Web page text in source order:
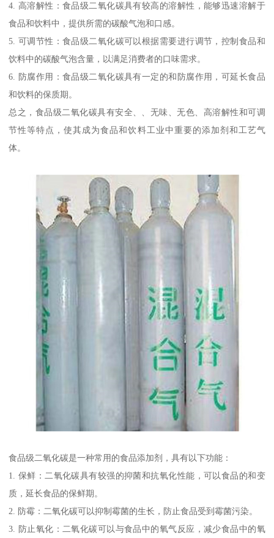
4. 高溶解性：食品级二氧化碳具有较高的溶解性，能够迅速溶解于
食品和饮料中，提供所需的碳酸气泡和口感。
5. 可调节性：食品级二氧化碳可以根据需要进行调节，控制食品和
饮料中的碳酸气泡含量，以满足消费者的口味需求。
6. 防腐作用：食品级二氧化碳具有一定的和防腐作用，可延长食品
和饮料的保质期。
总之，食品级二氧化碳具有安全、、无味、无色、高溶解性和可调
节性等特点，使其成为食品和饮料工业中重要的添加剂和工艺气
体。
食品级二氧化碳是一种常用的食品添加剂，具有以下功能：
1. 保鲜：二氧化碳具有较强的抑菌和抗氧化性能，可以食品的和变
质，延长食品的保鲜期。
2. 防霉：二氧化碳可以抑制霉菌的生长，防止食品受到霉菌污染。
3. 防止氧化：二氧化碳可以与食品中的氧气反应，减少食品中的氧